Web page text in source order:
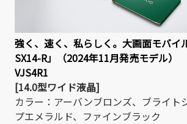
強く、速く、私らしく。大画面モバイ
SX14-R」（2024年11月発売モデル）
VJS4R1
[14.0型ワイド液晶]
カラー：アーバンブロンズ、ブライト
プエメラルド、ファインブラック